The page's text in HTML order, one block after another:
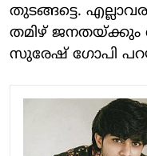
തുടങ്ങട്ടെ.
തമിഴ്
സുരേഷ് ഗോപി